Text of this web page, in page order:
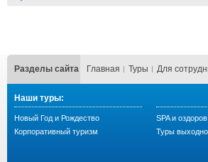
Разделы сайта Главная Туры Для
Наши туры:
Новый Год и Рождество
Корпоративный туризм
SPA и
Туры